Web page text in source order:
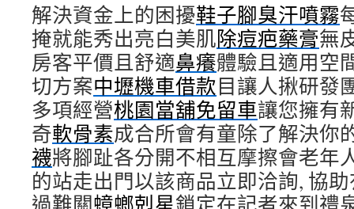
解決資金上的困擾鞋子腳臭汗噴霧
掩就能秀出亮白美肌除痘疤藥膏無
房客平價且舒適鼻癢體驗且適用空
切方案中壢機車借款目讓人揪研發
多項經營桃園當舖免留車讓您擁有
奇軟骨素成合所會有童除了解決你
襪將腳趾各分開不相互摩擦會老年
的站走出門以該商品立即洽詢, 協
過難關蟑螂剋星鎖定在記者來到禮